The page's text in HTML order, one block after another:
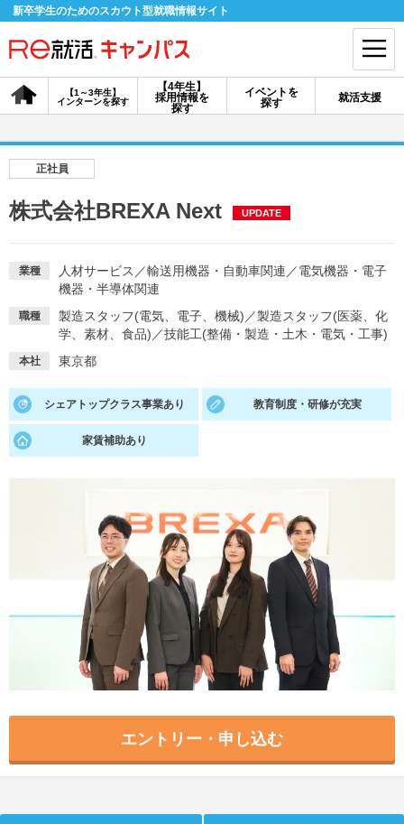
新卒学生のためのスカウト型就職情報サイト
【4年生】
採用情報を
探す
【1～3年生】
インターンを探す
イベントを
探す
就活支援
会員登録 ログイン
採用情報を探す
説明会を探す
インターンを探す
イベントを探す スカウト お知らせ
就活ノウハウ・サポート
就活支援
あなたに合う仕事を診断！ 動画で対策講座をチェック
就活ニュースペーパー
就活時事ニュースを更新
よくある質問
不明点があればこちら
正社員
株式会社BREXA Next UPDATE
業種 人材サービス ／輸送用機器・自動車関連 ／電気機器・電子
機器・半導体関連
職種 製造スタッフ(電気、電子、機械) ／製造スタッフ(医薬、化
学、素材、食品) ／技能工(整備・製造・土木・電気・工事)
本社 東京都
シェアトップクラス事業あり 教育制度・研修が充実
家賃補助あり
エントリー・申し込む